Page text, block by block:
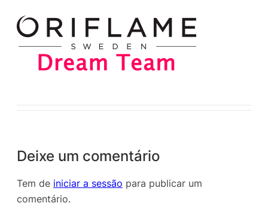
Deixe um comentário
Tem de iniciar a sessão para publicar um
comentário.